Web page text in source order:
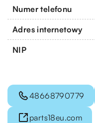
Numer telefonu
Adres internetowy
NIP
48668790779
parts18eu.com